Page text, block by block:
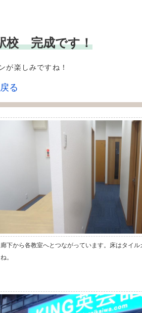
校 完成です！
が楽しみですね！
る
廊下から各教室へとつながっています。床はタイ
ね。